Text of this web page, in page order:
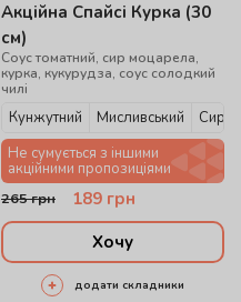
Акційна Спайсі Курка (30
см)
Соус томатний, сир моцарела,
курка, кукурудза, соус солодкий
чилі
Кунжутний Мисливський
Не сумується з іншими
акційними пропозиціями
265грн 189 грн
Хочу
додати складники